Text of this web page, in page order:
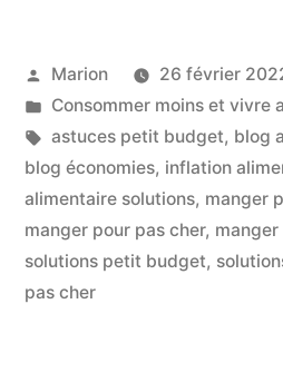
Publié
par
Marion
26 février
Publié
dans
Consommer moins et vivre
Étiquettes :
astuces petit budget, blog
blog économies, inflation
alimentaire solutions, manger
manger pour pas cher,
solutions petit budget,
pas cher